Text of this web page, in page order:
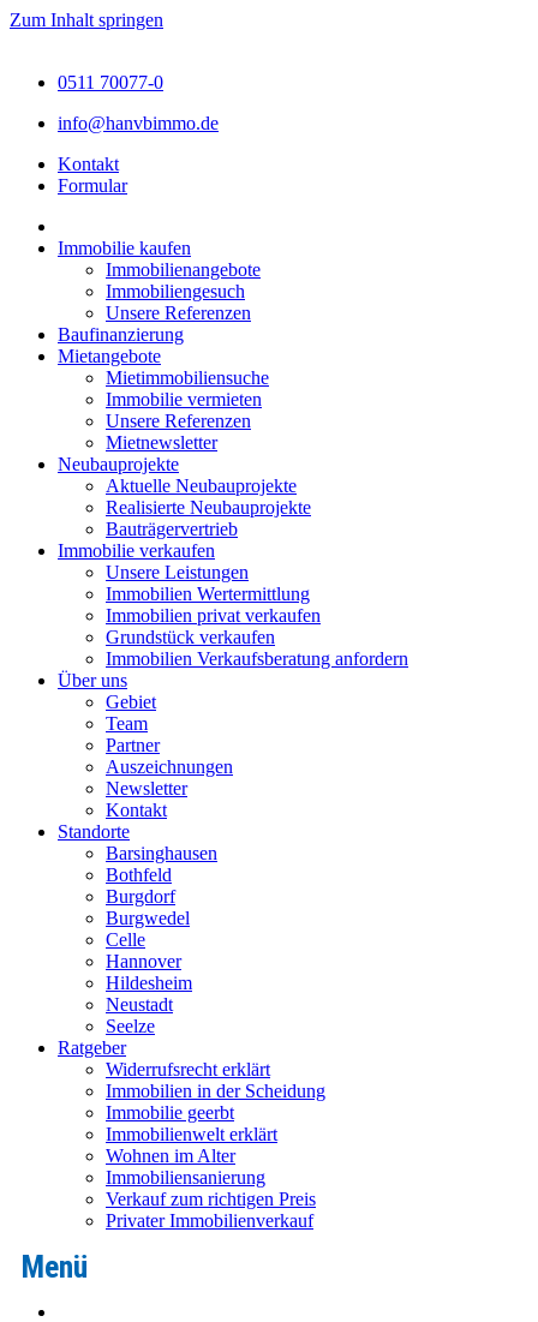
Zum Inhalt springen
0511 70077-0
info@hanvbimmo.de
Kontakt
Formular
Immobilie kaufen
Immobilienangebote
Immobiliengesuch
Unsere Referenzen
Baufinanzierung
Mietangebote
Mietimmobiliensuche
Immobilie vermieten
Unsere Referenzen
Mietnewsletter
Neubauprojekte
Aktuelle Neubauprojekte
Realisierte Neubauprojekte
Bauträgervertrieb
Immobilie verkaufen
Unsere Leistungen
Immobilien Wertermittlung
Immobilien privat verkaufen
Grundstück verkaufen
Immobilien Verkaufsberatung anfordern
Über uns
Gebiet
Team
Partner
Auszeichnungen
Newsletter
Kontakt
Standorte
Barsinghausen
Bothfeld
Burgdorf
Burgwedel
Celle
Hannover
Hildesheim
Neustadt
Seelze
Ratgeber
Widerrufsrecht erklärt
Immobilien in der Scheidung
Immobilie geerbt
Immobilienwelt erklärt
Wohnen im Alter
Immobiliensanierung
Verkauf zum richtigen Preis
Privater Immobilienverkauf